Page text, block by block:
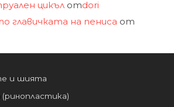
цикълотdori
главичката на пениса от
и шията
(ринопластика)